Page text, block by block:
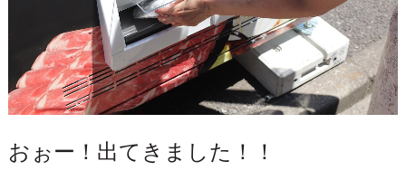
おぉー！出てきました！！